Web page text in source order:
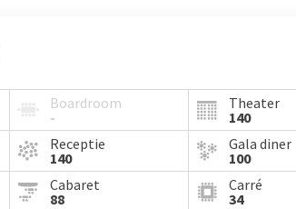
Boardroom
-
Theater
140
Receptie
140
Gala diner
100
Cabaret
88
Carré
34